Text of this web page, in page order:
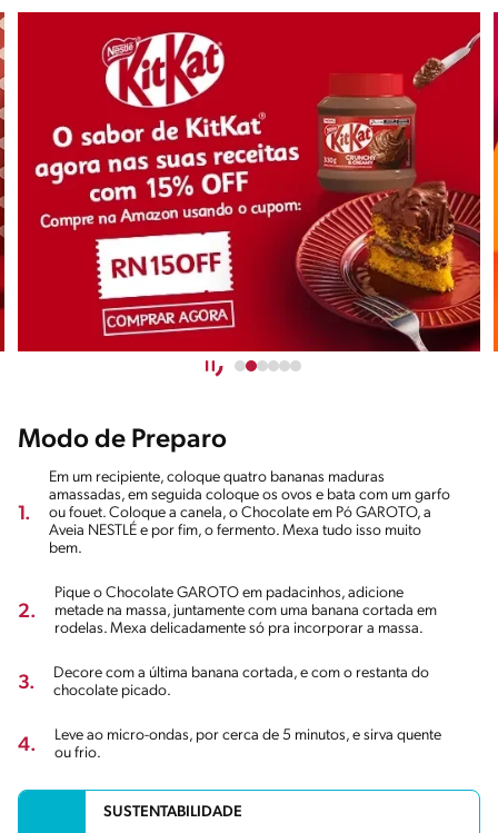
Modo de Preparo
1.
Em um recipiente, coloque quatro bananas maduras
amassadas, em seguida coloque os ovos e bata com um garfo
ou fouet. Coloque a canela, o Chocolate em Pó GAROTO, a
Aveia NESTLÉ e por fim, o fermento. Mexa tudo isso muito
bem.
2.
Pique o Chocolate GAROTO em padacinhos, adicione
metade na massa, juntamente com uma banana cortada em
rodelas. Mexa delicadamente só pra incorporar a massa.
3.
Decore com a última banana cortada, e com o restanta do
chocolate picado.
4.
Leve ao micro-ondas, por cerca de 5 minutos, e sirva quente
ou frio.
SUSTENTABILIDADE